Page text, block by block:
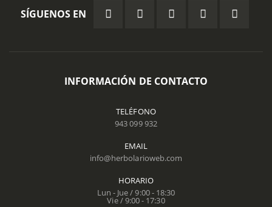
SÍGUENOS EN
INFORMACIÓN DE CONTACTO
TELÉFONO
943 099 932
EMAIL
info@herbolarioweb.com
HORARIO
Lun - Jue / 9:00 - 18:30
Vie / 9:00 - 17:30